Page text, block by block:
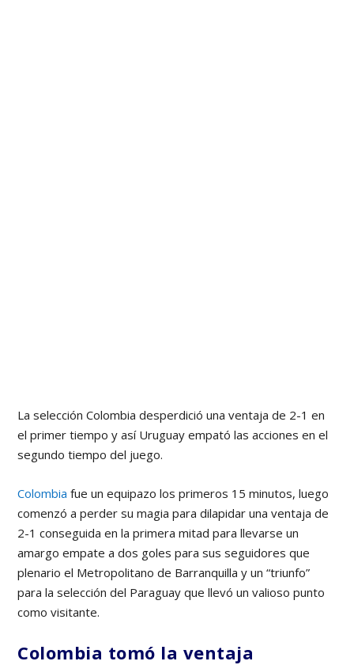
La selección Colombia desperdició una ventaja de 2-1 en
el primer tiempo y así Uruguay empató las acciones en el
segundo tiempo del juego.
Colombiafue un equipazo los primeros 15 minutos, luego
comenzó a perder su magia para dilapidar una ventaja de
2-1 conseguida en la primera mitad para llevarse un
amargo empate a dos goles para sus seguidores que
plenario el Metropolitano de Barranquilla y un “triunfo”
para la selección del Paraguay que llevó un valioso punto
como visitante.
Colombia tomó la ventaja